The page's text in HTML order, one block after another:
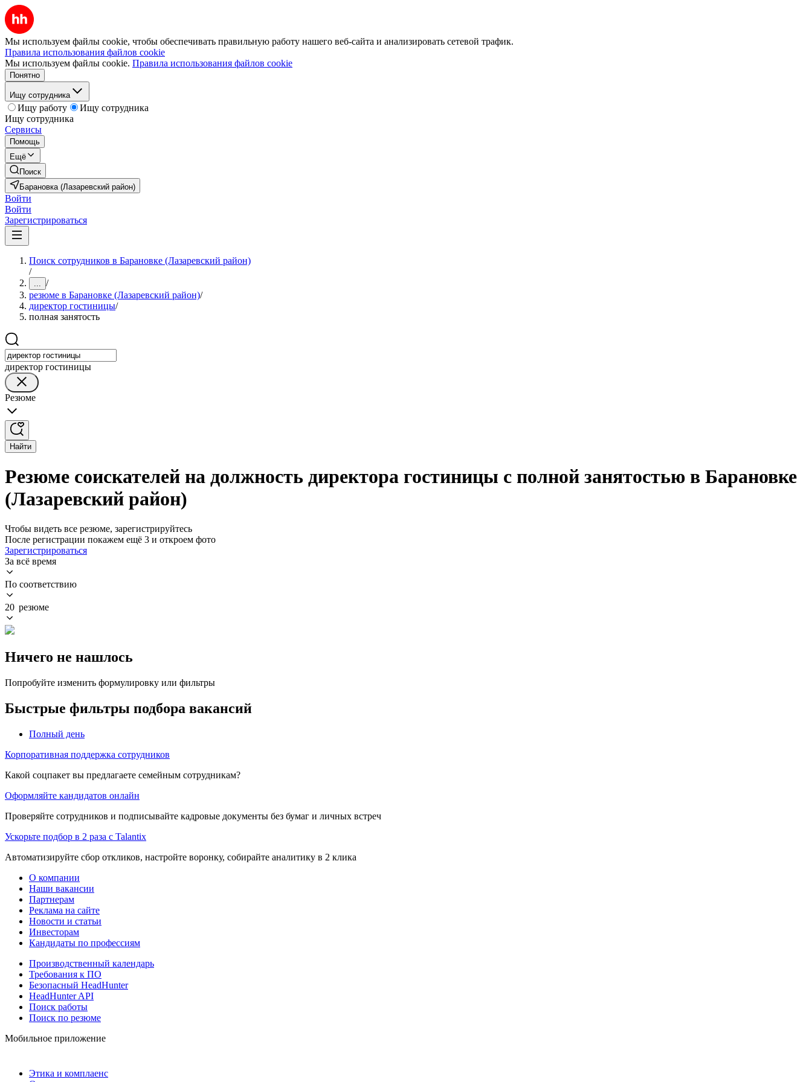
Мы используем файлы cookie, чтобы обеспечивать правильную работу нашего веб-сайта и анализировать сетевой трафик.
Правила использования файлов cookie
Мы используем файлы cookie. Правила использования файлов cookie
Понятно
Ищу сотрудника
Ищу работу
Ищу сотрудника
Ищу сотрудника
Сервисы
Помощь
Ещё
Поиск
Барановка (Лазаревский район)
Войти
Войти
Зарегистрироваться
Поиск сотрудников в Барановке (Лазаревский район)
/
... /
резюме в Барановке (Лазаревский район)/
директор гостиницы/
полная занятость
директор гостиницы
Резюме
Найти
Резюме соискателей на должность директора гостиницы с полной занятостью в Барановке
(Лазаревский район)
Чтобы видеть все резюме, зарегистрируйтесь
После регистрации покажем ещё 3 и откроем фото
Зарегистрироваться
За всё время
По соответствию
20 резюме
Ничего не нашлось
Попробуйте изменить формулировку или фильтры
Быстрые фильтры подбора вакансий
Полный день
Корпоративная поддержка сотрудников
Какой соцпакет вы предлагаете семейным сотрудникам?
Оформляйте кандидатов онлайн
Проверяйте сотрудников и подписывайте кадровые документы без бумаг и личных встреч
Ускорьте подбор в 2 раза с Talantix
Автоматизируйте сбор откликов, настройте воронку, собирайте аналитику в 2 клика
О компании
Наши вакансии
Партнерам
Реклама на сайте
Новости и статьи
Инвесторам
Кандидаты по профессиям
Производственный календарь
Требования к ПО
Безопасный HeadHunter
HeadHunter API
Поиск работы
Поиск по резюме
Мобильное приложение
Этика и комплаенс